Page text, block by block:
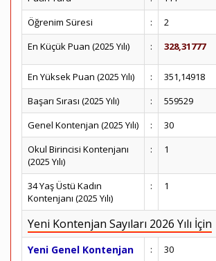
Öğrenim Süresi
:
2
En Küçük Puan (2025 Yılı)
: 328,31777
En Yüksek Puan (2025 Yılı) :
351,14918
Başarı Sırası (2025 Yılı)
:
559529
Genel Kontenjan (2025 Yılı)
:
30
Okul Birincisi Kontenjanı
(2025 Yılı)
: 1
34 Yaş Üstü Kadın
Kontenjanı (2025 Yılı)
: 1
Yeni Kontenjan Sayıları 2026 Yılı İçin
Yeni Genel Kontenjan : 30